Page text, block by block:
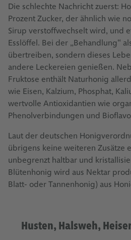
Die schlechte Nachricht zuerst:
Prozent Zucker, der ähnlich wie
Sirup verstoffwechselt wird, und
Esslöffel. Bei der „Behandlung“
übertreiben, sondern dieses
andere Leckereien genießen.
Fruktose enthält Naturhonig
wie Eisen, Kalzium, Phosphat,
wertvolle Antioxidantien wie
Phenolverbindungen und
Laut der deutschen
übrigens keine weiteren Zusätze
unbegrenzt haltbar und
Blütenhonig wird aus Nektar
Blatt- oder Tannenhonig) aus
Husten, Halsweh,